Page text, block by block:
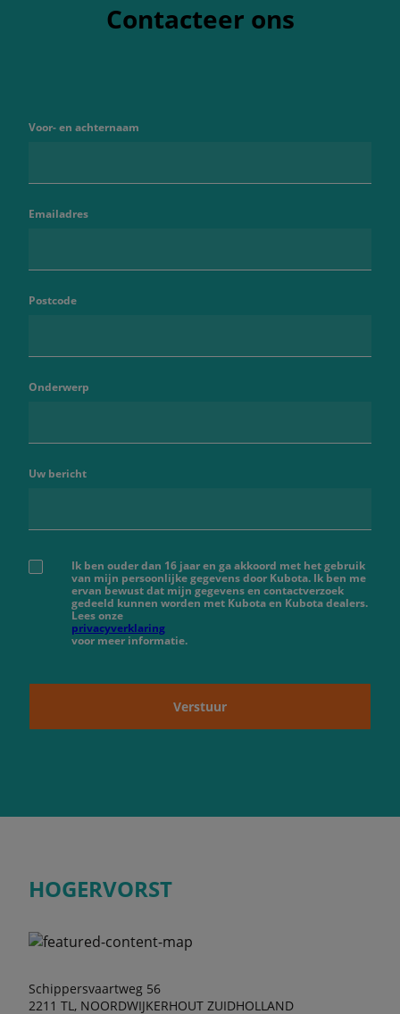
Contacteer ons
Voor- en achternaam
Emailadres
Postcode
Onderwerp
Uw bericht
Ik ben ouder dan 16 jaar en ga akkoord met het gebruik
van mijn persoonlijke gegevens door Kubota. Ik ben me
ervan bewust dat mijn gegevens en contactverzoek
gedeeld kunnen worden met Kubota en Kubota dealers.
Lees onze
privacyverklaring
voor meer informatie.
Verstuur
HOGERVORST
Schippersvaartweg 56
2211 TL, NOORDWIJKERHOUT ZUIDHOLLAND